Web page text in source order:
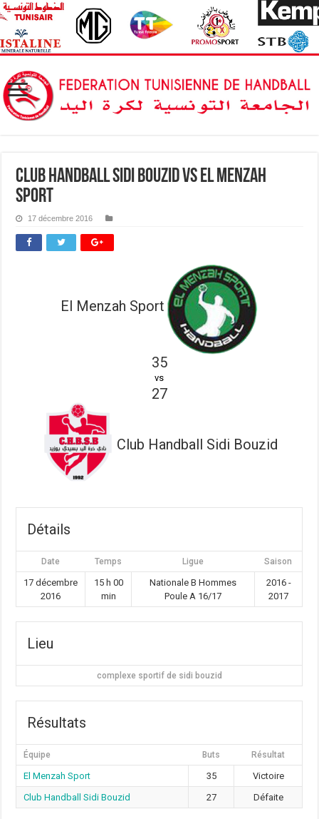
Club Handball Sidi Bouzid vs El Menzah
Sport
17 décembre 2016
El Menzah Sport
35
vs
27
Club Handball Sidi Bouzid
Détails
Date Temps Ligue Saison
17 décembre
2016
15 h 00
min
Nationale B Hommes
Poule A 16/17
2016 -
2017
Lieu
complexe sportif de sidi bouzid
Résultats
Équipe Buts Résultat
El Menzah Sport 35
Victoire
Club Handball Sidi Bouzid
27 Défaite